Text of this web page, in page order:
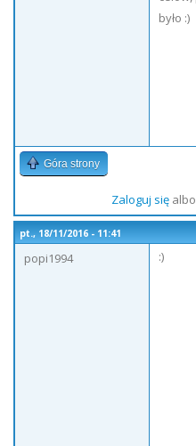
było :)
Góra strony
Zaloguj sięalbo
pt., 18/11/2016 - 11:41
popi1994
:)